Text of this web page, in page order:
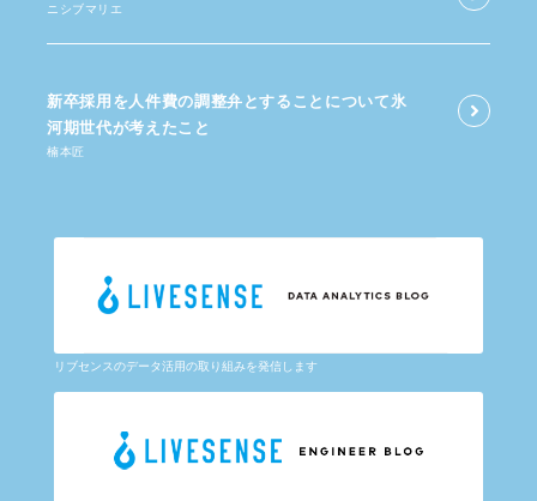
ニシブマリエ
新卒採用を​人件費の​調整弁と​する​ことに​ついて​氷
河期世代が​考えた​こと
楠本匠
リブセンスのデータ活用の取り組みを発信します